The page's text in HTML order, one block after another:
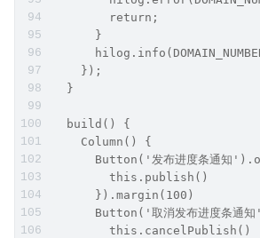
        return;
      }
    });
  }
  build() {
    Column() {
Button('发布进度条通知
        this.publish()
      }).margin(100)
Button('取消发布进度条通
        this.cancelPublish()